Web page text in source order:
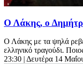
Ο Λάκης, ο
Ο Λάκης με τα ψηλά
ελληνικό τραγούδι.
23:30 | Δευτέρα 14